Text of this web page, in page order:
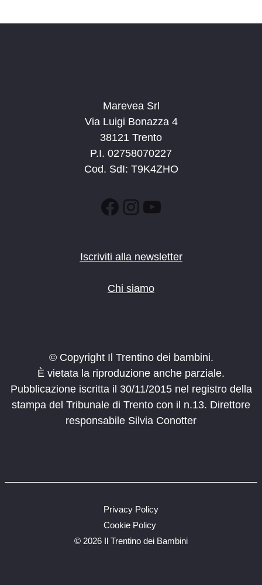
Marevea Srl
Via Luigi Bonazza 4
38121 Trento
P.I. 02758070227
Cod. SdI: T9K4ZHO
Facebook
Instagram
YouTube
Iscriviti alla newsletter
Chi siamo
© Copyright Il Trentino dei bambini.
È vietata la riproduzione anche parziale.
Pubblicazione iscritta il 30/11/2015 nel registro della
stampa del Tribunale di Trento con il n.13. Direttore
responsabile Silvia Conotter
© 2026 Il Trentino dei Bambini
Privacy Policy
Cookie Policy